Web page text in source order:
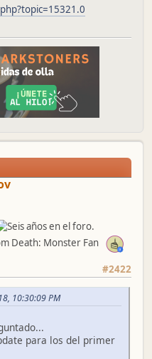
#2422
10:30:09 PM
para los del primer